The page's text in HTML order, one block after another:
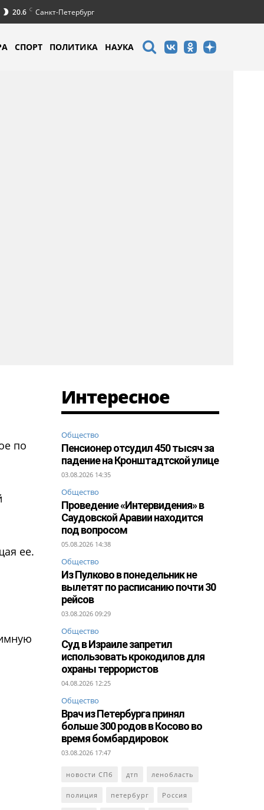
20.6 C Санкт-Петербург
СПОРТ ПОЛИТИКА НАУКА
по
ее.
Интересное
Общество
Пенсионер отсудил 450 тысяч за
падение на Кронштадтской улице
03.08.2026 14:35
Общество
Проведение «Интервидения» в
Саудовской Аравии находится
под вопросом
05.08.2026 14:38
Общество
Из Пулково в понедельник не
вылетят по расписанию почти 30
рейсов
03.08.2026 09:29
Общество
Суд в Израиле запретил
использовать крокодилов для
охраны террористов
04.08.2026 12:25
Общество
Врач из Петербурга принял
больше 300 родов в Косово во
время бомбардировок
03.08.2026 17:47
новости СПб дтп ленобласть
полиция петербург Россия